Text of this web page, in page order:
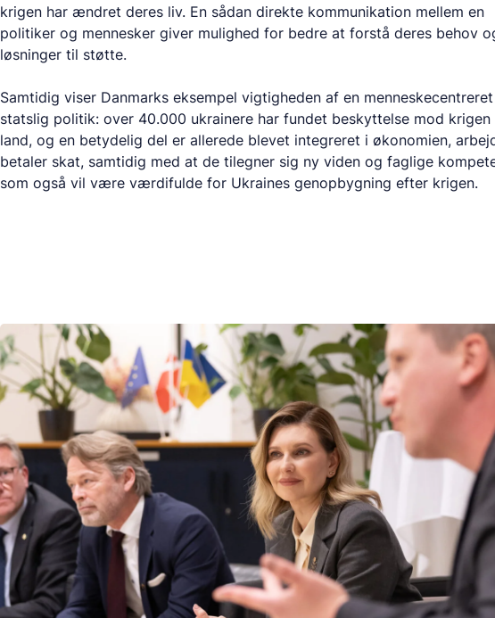
krigen har ændret deres liv. En sådan direkte kommunikation mellem en
politiker og mennesker giver mulighed for bedre at forstå deres behov
løsninger til støtte.
Samtidig viser Danmarks eksempel vigtigheden af en menneskecentreret
statslig politik: over 40.000 ukrainere har fundet beskyttelse mod
land, og en betydelig del er allerede blevet integreret i økonomien,
betaler skat, samtidig med at de tilegner sig ny viden og faglige
som også vil være værdifulde for Ukraines genopbygning efter krigen.